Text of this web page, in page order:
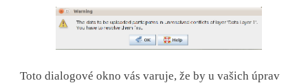
Toto dialogové okno vás varuje, že by u vašich úprav